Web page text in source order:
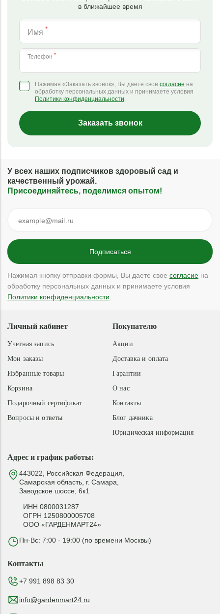
в ближайшее время
Имя *
Телефон *
Нажимая «Заказать звонок», Вы даете свое согласие на
обработку персональных данных и принимаете условия
Политики конфиденциальности.
Заказать звонок
У всех наших подписчиков здоровый сад и
качественный урожай.
Присоединяйтесь, поделимся опытом!
Нажимая кнопку отправки формы, Вы даете свое согласие на
обработку персональных данных и принимаете условия
Политики конфиденциальности
Адрес и график работы:
443022, Российская Федерация,
Самарская область, г. Самара,
Заводское шоссе, 6к1
ИНН 0800031287
ОГРН 1250800005708
ООО «ГАРДЕНМАРТ24»
Пн-Вс: 7:00 - 19:00 (по времени Москвы)
Покупателю
Акции
Доставка и оплата
Гарантии
О нас
Контакты
Блог дачника
Юридическая информация
Личный кабинет
Учетная запись
Мои заказы
Избранные товары
Корзина
Подарочный сертификат
Вопросы и ответы
Контакты
+7 991 898 83 30
info@gardenmart24.ru